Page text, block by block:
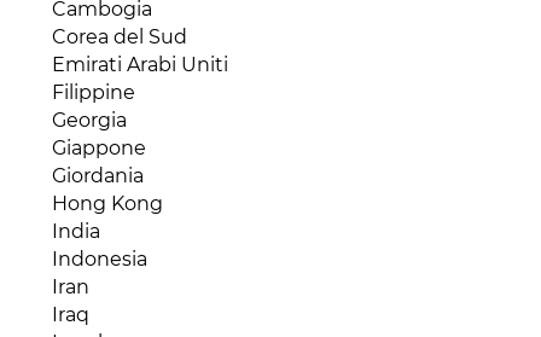
Etiopia
Gabon
Gambia
Ghana
Gibuti
Guinea Bissau
Guinea Conakry
Guinea Equatoriale
Kenya
Liberia
Libia
Madagascar
Colombia
Costa Rica
Cuba
Dipartimenti d'oltremare
Ecuador
El Salvador
Giamaica
Guyana
Haiti
Honduras
Messico
Nicaragua
Cambogia
Corea del Sud
Emirati Arabi Uniti
Filippine
Georgia
Giappone
Giordania
Hong Kong
India
Indonesia
Iran
Iraq